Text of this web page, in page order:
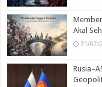
Akal
31/07/